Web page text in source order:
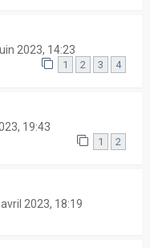
2023, 14:23
1 2 3 4
19:43
1 2
2023, 18:19